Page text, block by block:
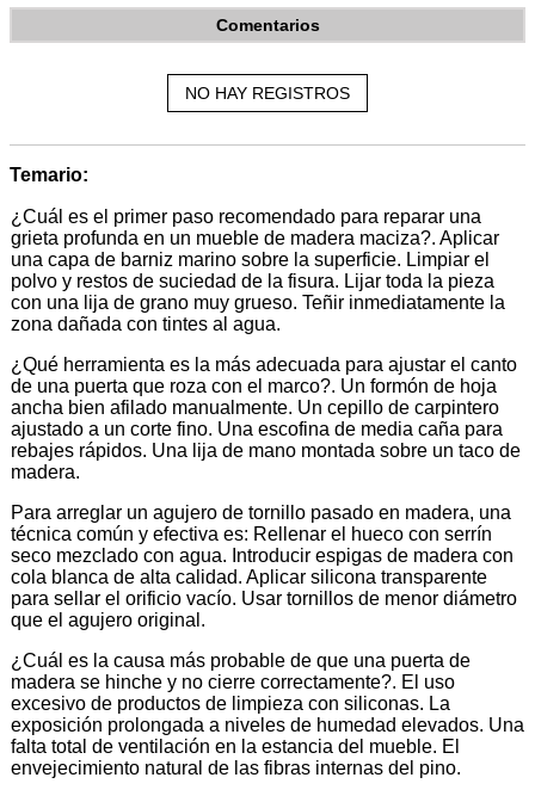
Comentarios
NO HAY REGISTROS
Temario:
¿Cuál es el primer paso recomendado para reparar una
grieta profunda en un mueble de madera maciza?. Aplicar
una capa de barniz marino sobre la superficie. Limpiar el
polvo y restos de suciedad de la fisura. Lijar toda la pieza
con una lija de grano muy grueso. Teñir inmediatamente la
zona dañada con tintes al agua.
¿Qué herramienta es la más adecuada para ajustar el canto
de una puerta que roza con el marco?. Un formón de hoja
ancha bien afilado manualmente. Un cepillo de carpintero
ajustado a un corte fino. Una escofina de media caña para
rebajes rápidos. Una lija de mano montada sobre un taco de
madera.
Para arreglar un agujero de tornillo pasado en madera, una
técnica común y efectiva es: Rellenar el hueco con serrín
seco mezclado con agua. Introducir espigas de madera con
cola blanca de alta calidad. Aplicar silicona transparente
para sellar el orificio vacío. Usar tornillos de menor diámetro
que el agujero original.
¿Cuál es la causa más probable de que una puerta de
madera se hinche y no cierre correctamente?. El uso
excesivo de productos de limpieza con siliconas. La
exposición prolongada a niveles de humedad elevados. Una
falta total de ventilación en la estancia del mueble. El
envejecimiento natural de las fibras internas del pino.